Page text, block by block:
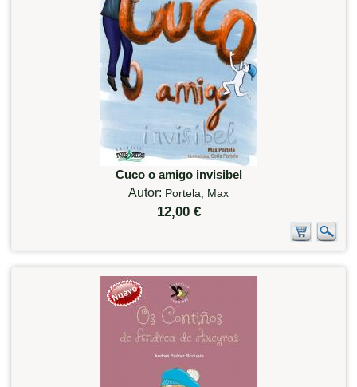
Cuco o amigo invisibel
Autor: Portela, Max
12,00 €